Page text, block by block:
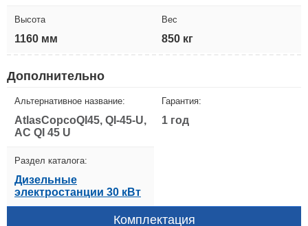
Высота
1160 мм
Вес
850 кг
Дополнительно
Альтернативное название:
AtlasCopcoQI45, QI-45-U,
AC QI 45 U
Гарантия:
1 год
Раздел каталога:
Дизельные
электростанции 30 кВт
Комплектация